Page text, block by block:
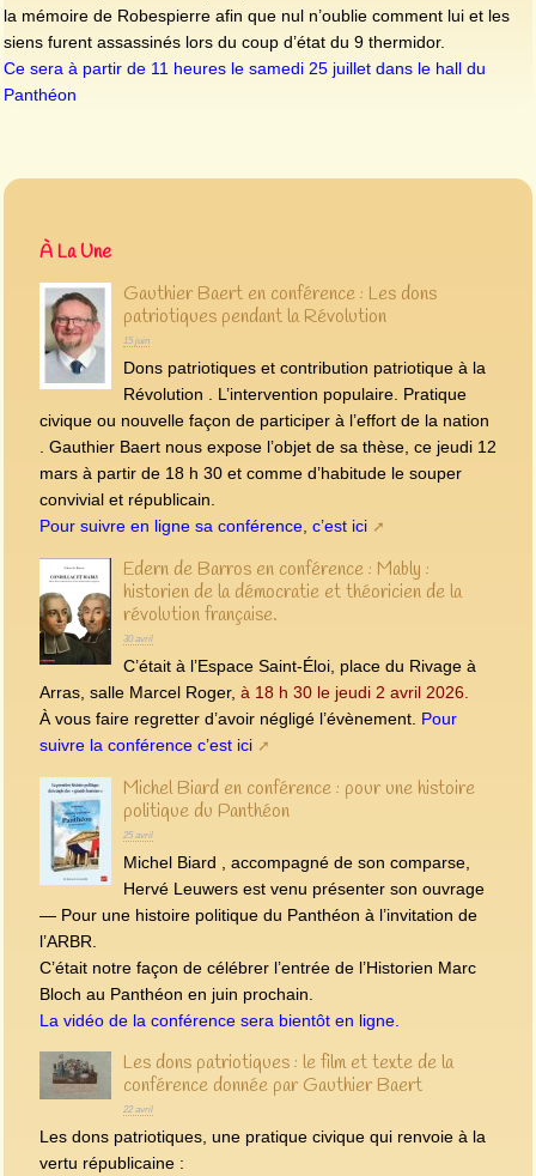
la mémoire de Robespierre afin que nul n’oublie comment lui et les
siens furent assassinés lors du coup d’état du 9 thermidor.
Ce sera à partir de 11 heures le samedi 25 juillet dans le hall du
Panthéon
À La Une
Gauthier Baert en conférence : Les dons
patriotiques pendant la Révolution
15 juin
Dons patriotiques et contribution patriotique à la
Révolution . L’intervention populaire. Pratique
civique ou nouvelle façon de participer à l’effort de la nation
. Gauthier Baert nous expose l’objet de sa thèse, ce jeudi 12
mars à partir de 18 h 30 et comme d’habitude le souper
convivial et républicain.
Pour suivre en ligne sa conférence, c’est ici
Edern de Barros en conférence : Mably :
historien de la démocratie et théoricien de la
révolution française.
30 avril
C’était à l’Espace Saint-Éloi, place du Rivage à
Arras, salle Marcel Roger, à 18 h 30 le jeudi 2 avril 2026.
À vous faire regretter d’avoir négligé l’évènement. Pour
suivre la conférence c’est ici
Michel Biard en conférence : pour une histoire
politique du Panthéon
25 avril
Michel Biard , accompagné de son comparse,
Hervé Leuwers est venu présenter son ouvrage
— Pour une histoire politique du Panthéon à l’invitation de
l’ARBR.
C’était notre façon de célébrer l’entrée de l’Historien Marc
Bloch au Panthéon en juin prochain.
La vidéo de la conférence sera bientôt en ligne.
Les dons patriotiques : le film et texte de la
conférence donnée par Gauthier Baert
22 avril
Les dons patriotiques, une pratique civique qui renvoie à la
vertu républicaine :